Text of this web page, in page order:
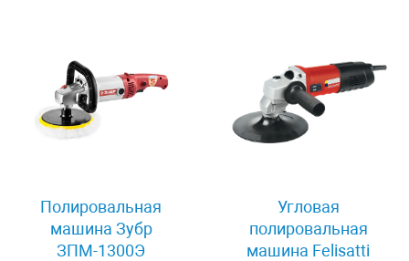
Полировальная
машина Зубр
ЗПМ-1300Э
Угловая
полировальная
машина Felisatti